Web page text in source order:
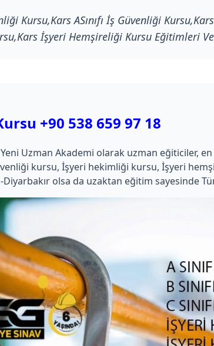
Kursu,Kars ASınıfı İş Güvenliği
İşyeri Hemşireliği Kursu Eğitimleri
+90 538 659 97 18
Uzman Akademi olarak uzman eğiticiler, en
kursu, İşyeri hekimliği kursu, İşyeri
olsa da uzaktan eğitim sayesinde